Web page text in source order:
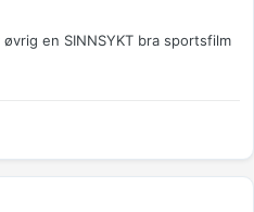
en SINNSYKT bra sportsfilm